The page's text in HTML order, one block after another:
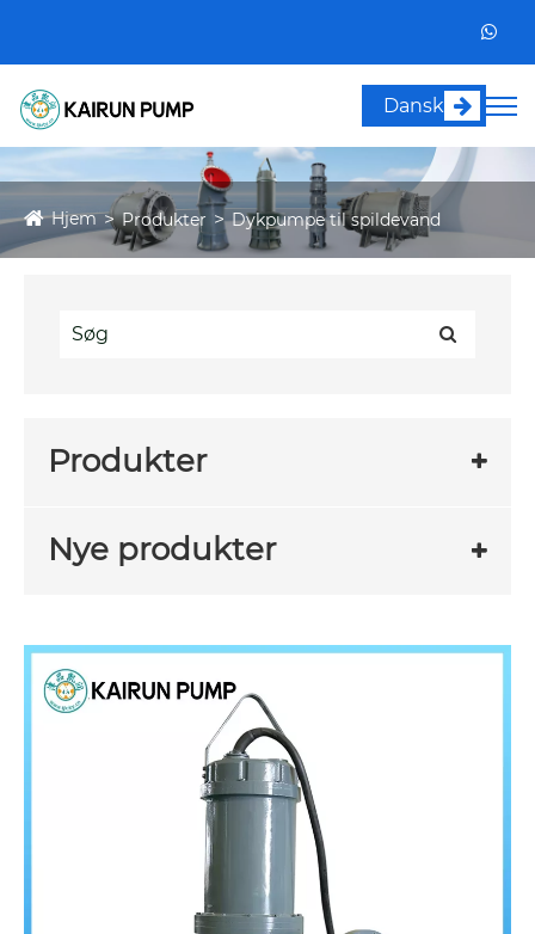
Dansk
Hjem Produkter Dykpumpe til spildevand
Produkter
Nye produkter